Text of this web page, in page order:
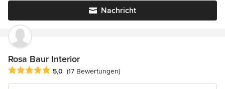
Nachricht
Rosa Baur Interior
Durchschnittliche Bewertung: 5 von 5 Sternen
5,0 (17 Bewertungen)